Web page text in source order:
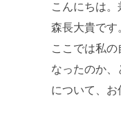
こんにちは
森長大貴です
ここでは私
なったのか
について、お